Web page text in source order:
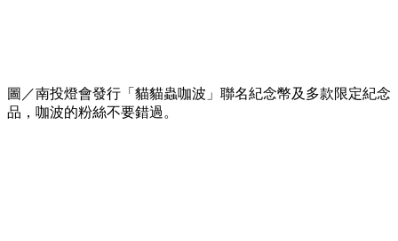
圖／南投燈會發行「貓貓蟲咖波」聯名紀念幣及多款限定紀念
品，咖波的粉絲不要錯過。